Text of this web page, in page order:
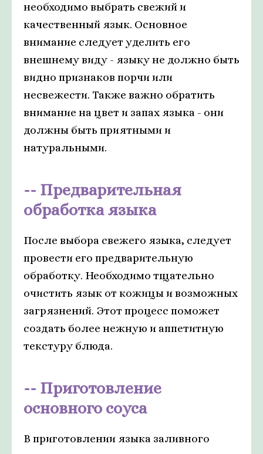
необходимо выбрать свежий и
качественный язык. Основное
внимание следует уделить его
внешнему виду - языку не должно быть
видно признаков порчи или
несвежести. Также важно обратить
внимание на цвет и запах языка - они
должны быть приятными и
натуральными.
Предварительная
обработка языка
После выбора свежего языка, следует
провести его предварительную
обработку. Необходимо тщательно
очистить язык от кожицы и возможных
загрязнений. Этот процесс поможет
создать более нежную и аппетитную
текстуру блюда.
Приготовление
основного соуса
В приготовлении языка заливного